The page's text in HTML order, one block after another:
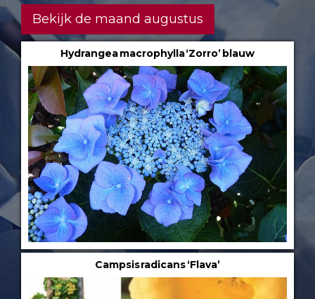
Bekijk de maand augustus
Hydrangea macrophylla ‘Zorro’ blauw
Campsis radicans ‘Flava’